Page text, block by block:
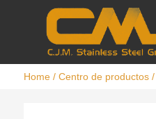
Home/ Centro de productos/